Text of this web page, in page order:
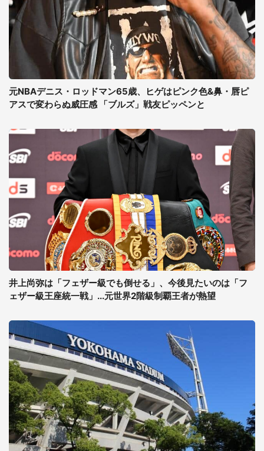
元NBAデニス・ロッドマン65歳、ヒゲはピンク色&鼻・唇ピ
アスで変わらぬ威圧感 「ブルズ」戦友ピッペンと
井上尚弥は「フェザー級でも倒せる」、今後見たいのは「フ
ェザー級王座統一戦」...元世界2階級制覇王者が熱望